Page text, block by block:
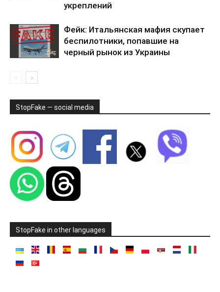
укреплений
Фейк: Итальянская мафия скупает
беспилотники, попавшие на
черный рынок из Украины
StopFake — social media
StopFake in other languages